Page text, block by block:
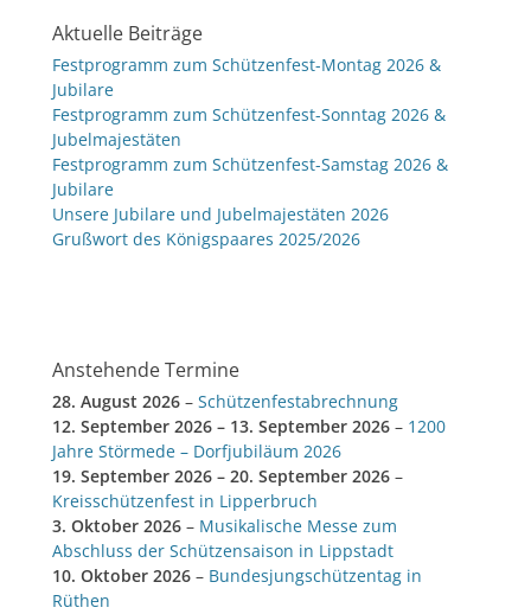
Aktuelle Beiträge
Festprogramm zum Schützenfest-Montag 2026 &
Jubilare
Festprogramm zum Schützenfest-Sonntag 2026 &
Jubelmajestäten
Festprogramm zum Schützenfest-Samstag 2026 &
Jubilare
Unsere Jubilare und Jubelmajestäten 2026
Grußwort des Königspaares 2025/2026
Anstehende Termine
28. August 2026 – Schützenfestabrechnung
12. September 2026 – 13. September 2026 – 1200
Jahre Störmede – Dorfjubiläum 2026
19. September 2026 – 20. September 2026 –
Kreisschützenfest in Lipperbruch
3. Oktober 2026 – Musikalische Messe zum
Abschluss der Schützensaison in Lippstadt
10. Oktober 2026 – Bundesjungschützentag in
Rüthen